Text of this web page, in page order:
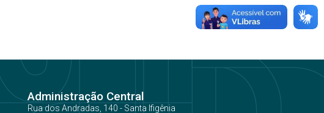
Administração Central
Rua dos Andradas, 140 - Santa Ifigênia